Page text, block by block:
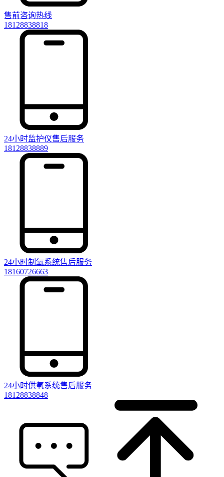
售前咨询热线
18128838818
24小时监护仪售后服务
18128838889
24小时制氧系统售后服务
18160726663
24小时供氧系统售后服务
18128838848